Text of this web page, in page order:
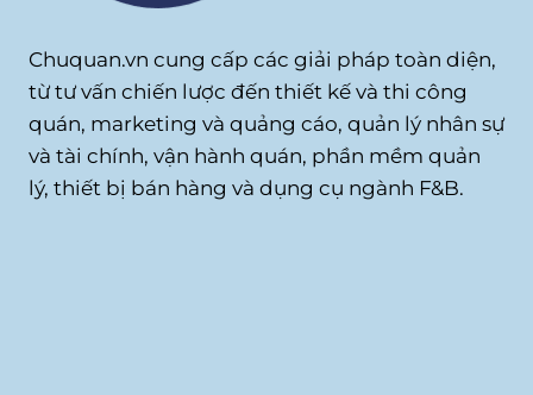
Chuquan.vn cung cấp các giải pháp toàn diện,
từ tư vấn chiến lược đến thiết kế và thi công
quán, marketing và quảng cáo, quản lý nhân sự
và tài chính, vận hành quán, phần mềm quản
lý, thiết bị bán hàng và dụng cụ ngành F&B.